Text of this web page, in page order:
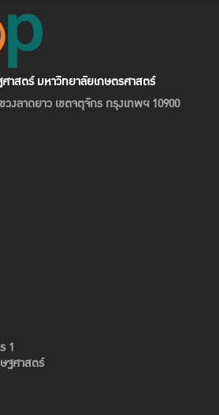
สตร์ มหาวิทยาลัยเกษตรศาสตร์
งลาดยาว เขตจตุจักร กรุงเทพฯ 10900
1
ฐศาสตร์